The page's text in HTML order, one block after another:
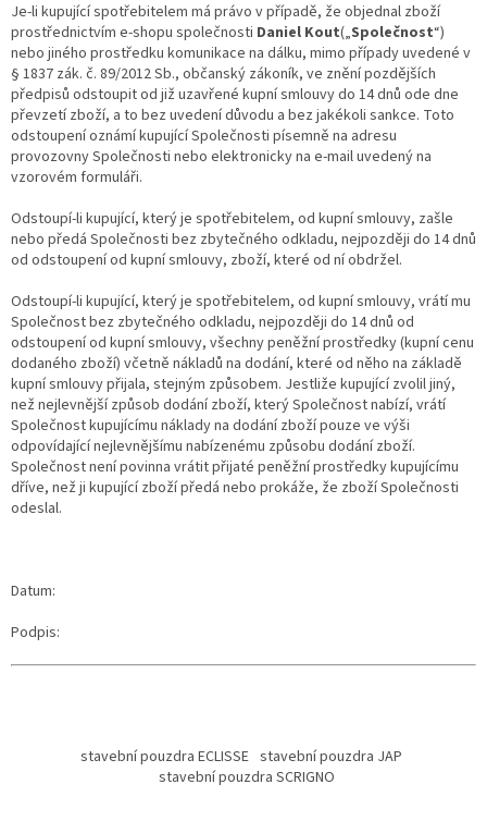
Je-li kupující spotřebitelem má právo v případě, že objednal zboží
prostřednictvím e-shopu společnosti Daniel Kout(„Společnost“)
nebo jiného prostředku komunikace na dálku, mimo případy uvedené v
§ 1837 zák. č. 89/2012 Sb., občanský zákoník, ve znění pozdějších
předpisů odstoupit od již uzavřené kupní smlouvy do 14 dnů ode dne
převzetí zboží, a to bez uvedení důvodu a bez jakékoli sankce. Toto
odstoupení oznámí kupující Společnosti písemně na adresu
provozovny Společnosti nebo elektronicky na e-mail uvedený na
vzorovém formuláři.
Odstoupí-li kupující, který je spotřebitelem, od kupní smlouvy, zašle
nebo předá Společnosti bez zbytečného odkladu, nejpozději do 14 dnů
od odstoupení od kupní smlouvy, zboží, které od ní obdržel.
Odstoupí-li kupující, který je spotřebitelem, od kupní smlouvy, vrátí mu
Společnost bez zbytečného odkladu, nejpozději do 14 dnů od
odstoupení od kupní smlouvy, všechny peněžní prostředky (kupní cenu
dodaného zboží) včetně nákladů na dodání, které od něho na základě
kupní smlouvy přijala, stejným způsobem. Jestliže kupující zvolil jiný,
než nejlevnější způsob dodání zboží, který Společnost nabízí, vrátí
Společnost kupujícímu náklady na dodání zboží pouze ve výši
odpovídající nejlevnějšímu nabízenému způsobu dodání zboží.
Společnost není povinna vrátit přijaté peněžní prostředky kupujícímu
dříve, než ji kupující zboží předá nebo prokáže, že zboží Společnosti
odeslal.
Datum:
Podpis:
stavební pouzdra ECLISSE stavební pouzdra JAP
stavební pouzdra SCRIGNO